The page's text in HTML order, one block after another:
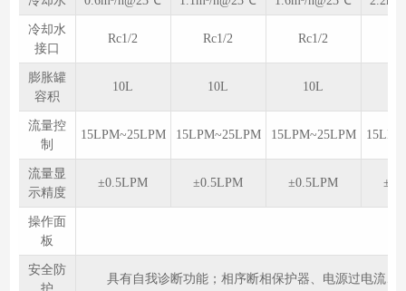
冷却水
接口
Rc1/2 Rc1/2 Rc1/2
膨胀罐
容积
10L 10L 10L
流量控
制
15LPM~25LPM 15LPM~25LPM 15LPM~25LPM
流量显
示精度
±0.5LPM ±0.5LPM ±0.5LPM
操作面
板
安全防
具有自我诊断功能；相序断相保护器、电源过电流